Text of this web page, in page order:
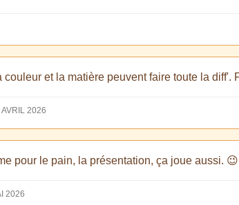
et la matière peuvent faire toute la
AVRIL 2026
pour le pain, la présentation, ça joue aussi. 😉
2026